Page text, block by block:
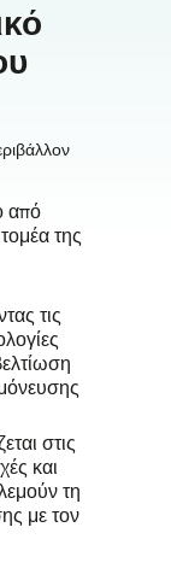
από
της
τις
στις
και
τη
με τον